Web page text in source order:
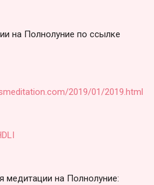
на Полнолуние по ссылке
2019/01/2019.html
медитации на Полнолуние: